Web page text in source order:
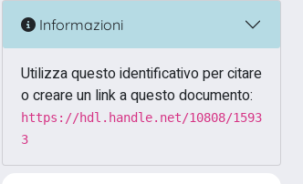
Informazioni
Utilizza questo identificativo per citare
o creare un link a questo documento:
https://hdl.handle.net/10808/1593
3